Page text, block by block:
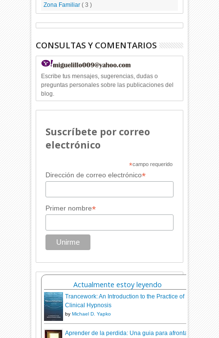
Zona Familiar( 3 )
CONSULTAS Y COMENTARIOS
Escribe tus mensajes, sugerencias, dudas o
preguntas personales sobre las publicaciones del
blog.
Suscríbete por correo
electrónico
*campo requerido
Dirección de correo electrónico*
Primer nombre*
Actualmente estoy leyendo
Trancework: An Introduction to the Practice of
Clinical Hypnosis
by Michael D. Yapko
Aprender de la perdida: Una guia para afrontar